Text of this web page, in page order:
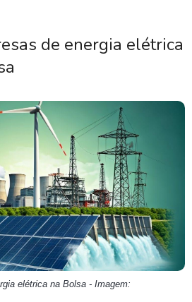
de energia elétrica
elétrica na Bolsa - Imagem: